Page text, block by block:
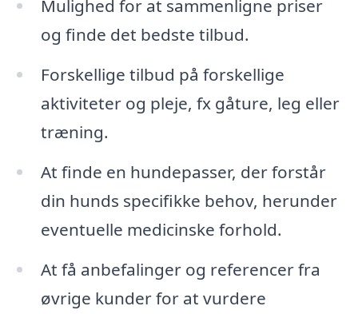
Mulighed for at sammenligne priser
og finde det bedste tilbud.
Forskellige tilbud på forskellige
aktiviteter og pleje, fx gåture, leg eller
træning.
At finde en hundepasser, der forstår
din hunds specifikke behov, herunder
eventuelle medicinske forhold.
At få anbefalinger og referencer fra
øvrige kunder for at vurdere